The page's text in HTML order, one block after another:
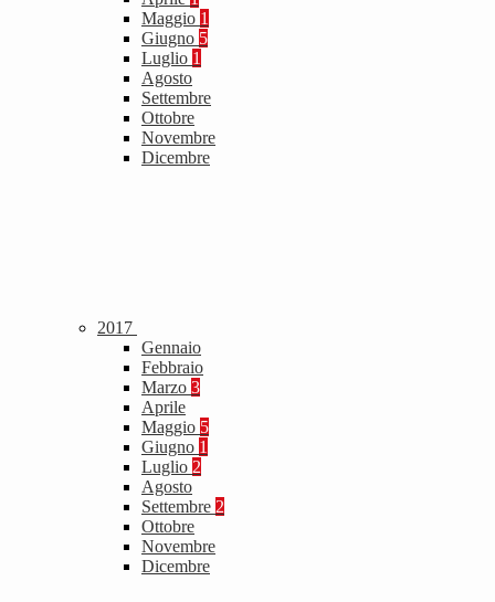
Maggio 1
Giugno 5
Luglio 1
Agosto
Settembre
Ottobre
Novembre
Dicembre
2017
Gennaio
Febbraio
Marzo 3
Aprile
Maggio 5
Giugno 1
Luglio 2
Agosto
Settembre 2
Ottobre
Novembre
Dicembre